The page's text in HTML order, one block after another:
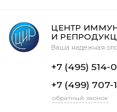
ЦЕНТР
И
Ваша надежная
+7 (495) 514-
+7 (499) 707-
обратный звонок